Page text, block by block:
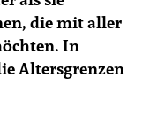
die mit aller
In
Altersgrenzen